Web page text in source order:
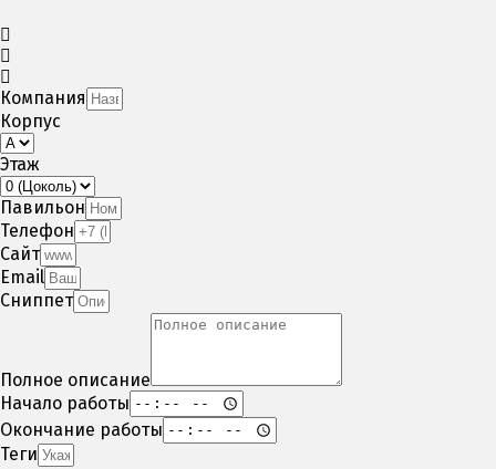
Компания
Корпус
Этаж
Павильон
Телефон
Сайт
Email
Сниппет
Полное описание
Начало работы
Окончание работы
Теги